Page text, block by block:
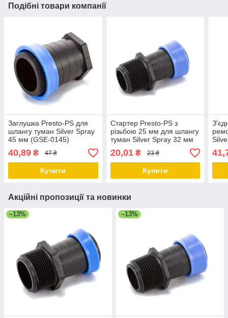
Подібні товари компанії
Заглушка Presto-PS для
шлангу туман Silver Spray
45 мм (GSЕ-0145)
40,89 ₴ 47 ₴
Купити
Стартер Presto-PS з
різьбою 25 мм для шлангу
туман Silver Spray 32 мм
(GSM-013232)
20,01₴ 23 ₴
Купити
Акційні пропозиції та новинки
–13% –13%